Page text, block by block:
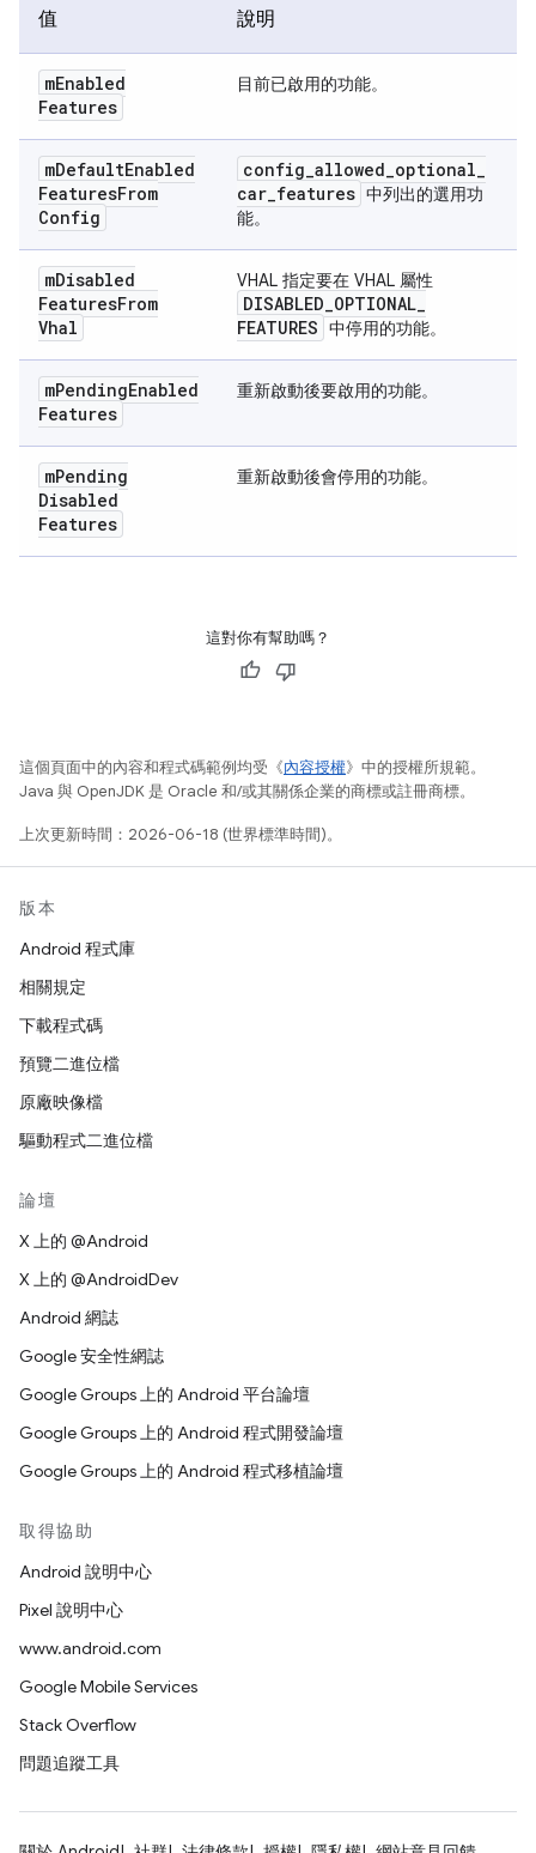
值 說明
mEnabled
Features
目前已啟用的功能。
mDefaultEnabled
FeaturesFrom
Config
config_allowed_optional_
car_features 中列出的選用功
能。
mDisabled
FeaturesFrom
Vhal
VHAL 指定要在 VHAL 屬性
DISABLED_OPTIONAL_
FEATURES 中停用的功能。
mPendingEnabled
Features
重新啟動後要啟用的功能。
mPending
Disabled
Features
重新啟動後會停用的功能。
這對你有幫助嗎？
這個頁面中的內容和程式碼範例均受《內容授權》中的授權所規範。
Java 與 OpenJDK 是 Oracle 和/或其關係企業的商標或註冊商標。
上次更新時間：2026-06-18 (世界標準時間)。
版本
Android 程式庫
相關規定
下載程式碼
預覽二進位檔
原廠映像檔
驅動程式二進位檔
論壇
X 上的 @Android
X 上的 @AndroidDev
Android 網誌
Google 安全性網誌
Google Groups 上的 Android 平台論壇
Google Groups 上的 Android 程式開發論壇
Google Groups 上的 Android 程式移植論壇
取得協助
Android 說明中心
Pixel 說明中心
www.android.com
Google Mobile Services
Stack Overflow
問題追蹤工具